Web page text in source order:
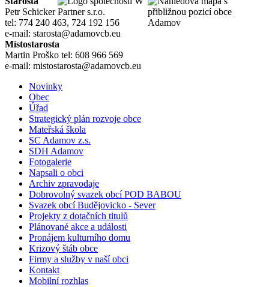
Petr Schicker
tel: 774 240 463, 724 192 156
e-mail: starosta@adamovcb.eu
Místostarosta
Martin Proško tel: 608 966 569
e-mail: mistostarosta@adamovcb.eu
Novinky
Obec
Úřad
Strategický plán rozvoje obce
Mateřská škola
SC Adamov z.s.
SDH Adamov
Fotogalerie
Napsali o obci
Archiv zpravodaje
Dobrovolný svazek obcí POD BABOU
Svazek obcí Budějovicko - Sever
Projekty z dotačních titulů
Plánované akce a události
Pronájem kulturního domu
Krizový štáb obce
Firmy a služby v naší obci
Kontakt
Mobilní rozhlas